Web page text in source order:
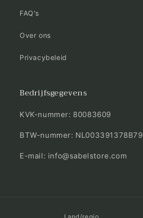
FAQ's
Over ons
Privacybeleid
Bedrijfsgegevens
KVK-nummer: 80083609
BTW-nummer: NL003391378B79
E-mail: info@sabelstore.com